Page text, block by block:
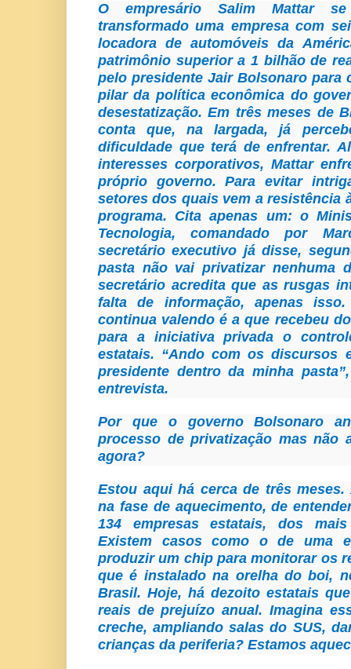
O empresário Salim Mattar
transformado uma empresa com
locadora de automóveis da
patrimônio superior a 1 bilhão de
pelo presidente Jair Bolsonaro para
pilar da política econômica do
desestatização. Em três meses de
conta que, na largada, já
dificuldade que terá de enfrentar.
interesses corporativos, Mattar
próprio governo. Para evitar
setores dos quais vem a resistência
programa. Cita apenas um: o
Tecnologia, comandado por
secretário executivo já disse,
pasta não vai privatizar nenhuma
secretário acredita que as rusgas
falta de informação, apenas
continua valendo é a que recebeu
para a iniciativa privada o
estatais. “Ando com os discursos
presidente dentro da minha
entrevista.
Por que o governo Bolsonaro
processo de privatização mas não
agora?
Estou aqui há cerca de três meses.
na fase de aquecimento, de
134 empresas estatais, dos
Existem casos como o de uma
produzir um chip para monitorar os
que é instalado na orelha do boi,
Brasil. Hoje, há dezoito estatais
reais de prejuízo anual. Imagina
creche, ampliando salas do SUS,
crianças da periferia? Estamos